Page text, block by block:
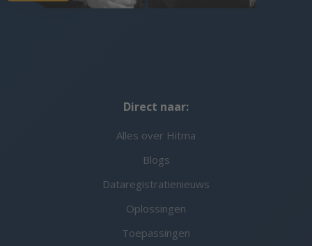
Direct naar:
Alles over Hitma
Blogs
Dataregistratienieuws
Oplossingen
Toepassingen